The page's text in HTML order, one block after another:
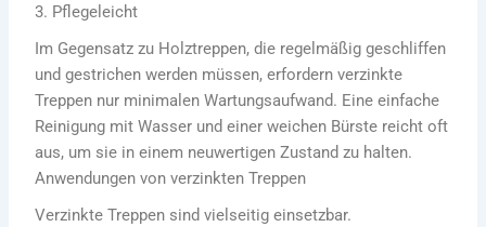
3. Pflegeleicht
Im Gegensatz zu Holztreppen, die regelmäßig geschliffen
und gestrichen werden müssen, erfordern verzinkte
Treppen nur minimalen Wartungsaufwand. Eine einfache
Reinigung mit Wasser und einer weichen Bürste reicht oft
aus, um sie in einem neuwertigen Zustand zu halten.
Anwendungen von verzinkten Treppen
Verzinkte Treppen sind vielseitig einsetzbar.